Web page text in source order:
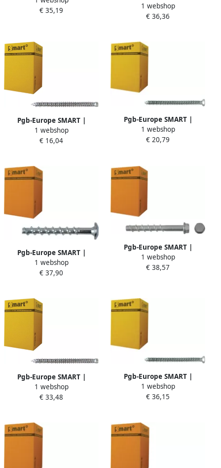
Znlamel | 100 st
€ 35,19
Betonschroef S-BSP 5x15x50
Zn SM0BSP0010500503
1 webshop
€ 36,36
Pgb-Europe SMART |
Kozijnschroef CK-T25 Ø 7
50x92 Zn
1 webshop
€ 16,04
Pgb-Europe SMART |
Kozijnschroef VZK-T30 Ø 7
50x122 Zn | 100 st
1 webshop
€ 20,79
Pgb-Europe SMART |
Betonschroef S-BSP 6x5x40
Zn SM0BSP0010600403
1 webshop
€ 37,90
Pgb-Europe SMART |
Betonschroef S-BSZ 6x15x50
Znlamel | 100 st
1 webshop
€ 38,57
Pgb-Europe SMART |
Kozijnschroef CK-T25 Ø 7
50x182 Zn
1 webshop
€ 33,48
Pgb-Europe SMART |
Kozijnschroef VZK-T30 Ø 7
50x182 Zn | 100 st
1 webshop
€ 36,15